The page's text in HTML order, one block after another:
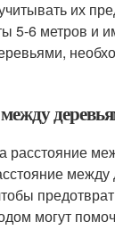
их
5-6 метров
расстояние
могут